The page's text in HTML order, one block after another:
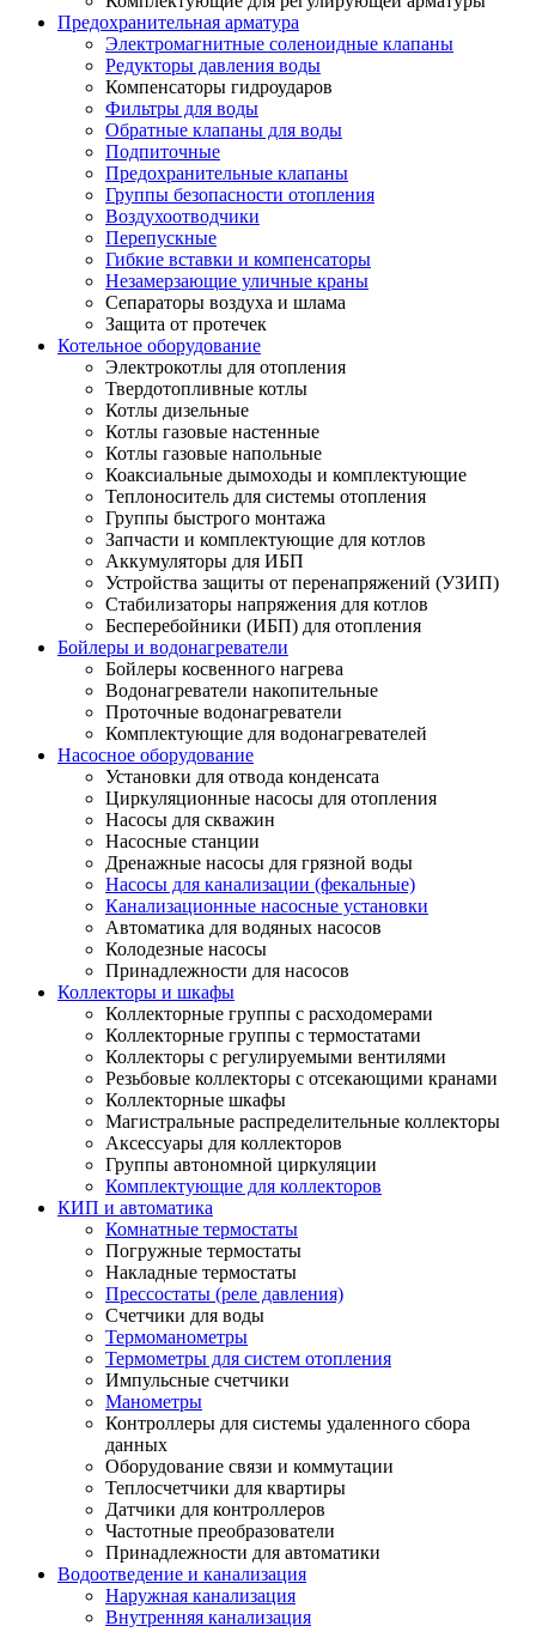
Предохранительная арматура
Электромагнитные соленоидные клапаны
Редукторы давления воды
Компенсаторы гидроударов
Фильтры для воды
Обратные клапаны для воды
Подпиточные
Предохранительные клапаны
Группы безопасности отопления
Воздухоотводчики
Перепускные
Гибкие вставки и компенсаторы
Незамерзающие уличные краны
Сепараторы воздуха и шлама
Защита от протечек
Котельное оборудование
Электрокотлы для отопления
Твердотопливные котлы
Котлы дизельные
Котлы газовые настенные
Котлы газовые напольные
Коаксиальные дымоходы и комплектующие
Теплоноситель для системы отопления
Группы быстрого монтажа
Запчасти и комплектующие для котлов
Аккумуляторы для ИБП
Устройства защиты от перенапряжений (УЗИП)
Стабилизаторы напряжения для котлов
Бесперебойники (ИБП) для отопления
Бойлеры и водонагреватели
Бойлеры косвенного нагрева
Водонагреватели накопительные
Проточные водонагреватели
Комплектующие для водонагревателей
Насосное оборудование
Установки для отвода конденсата
Циркуляционные насосы для отопления
Насосы для скважин
Насосные станции
Дренажные насосы для грязной воды
Насосы для канализации (фекальные)
Канализационные насосные установки
Автоматика для водяных насосов
Колодезные насосы
Принадлежности для насосов
Коллекторы и шкафы
Коллекторные группы с расходомерами
Коллекторные группы с термостатами
Коллекторы с регулируемыми вентилями
Резьбовые коллекторы с отсекающими кранами
Коллекторные шкафы
Магистральные распределительные коллекторы
Аксессуары для коллекторов
Группы автономной циркуляции
Комплектующие для коллекторов
КИП и автоматика
Комнатные термостаты
Погружные термостаты
Накладные термостаты
Прессостаты (реле давления)
Счетчики для воды
Термоманометры
Термометры для систем отопления
Импульсные счетчики
Манометры
Контроллеры для системы удаленного сбора
данных
Оборудование связи и коммутации
Теплосчетчики для квартиры
Датчики для контроллеров
Частотные преобразователи
Принадлежности для автоматики
Водоотведение и канализация
Наружная канализация
Внутренняя канализация